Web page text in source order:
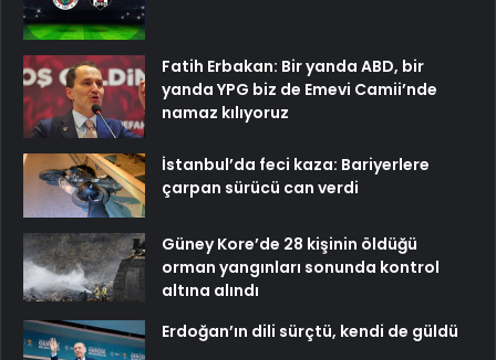
Fatih Erbakan: Bir yanda ABD, bir
yanda YPG biz de Emevi Camii’nde
namaz kılıyoruz
İstanbul’da feci kaza: Bariyerlere
çarpan sürücü can verdi
Güney Kore’de 28 kişinin öldüğü
orman yangınları sonunda kontrol
altına alındı
Erdoğan’ın dili sürçtü, kendi de güldü